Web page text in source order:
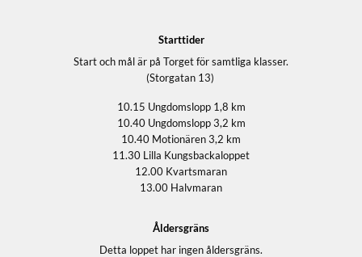
Starttider
Start och mål är på Torget för samtliga klasser.
(Storgatan 13)
10.15 Ungdomslopp 1,8 km
10.40 Ungdomslopp 3,2 km
10.40 Motionären 3,2 km
11.30 Lilla Kungsbackaloppet
12.00 Kvartsmaran
13.00 Halvmaran
Åldersgräns
Detta loppet har ingen åldersgräns.